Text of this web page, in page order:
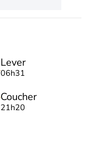
Lever
06h31
Coucher
21h20